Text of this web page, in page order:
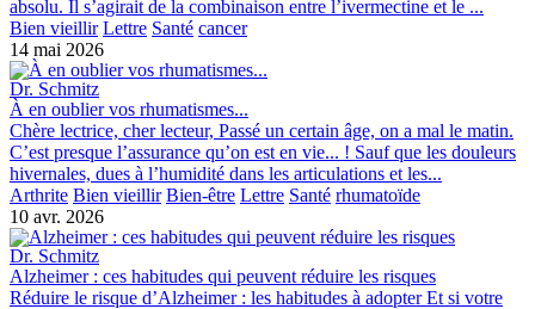
absolu. Il s’agirait de la combinaison entre l’ivermectine et le ...
Bien vieillir Lettre Santé cancer
14 mai 2026
Dr. Schmitz
À en oublier vos rhumatismes...
Chère lectrice, cher lecteur, Passé un certain âge, on a mal le matin.
C’est presque l’assurance qu’on est en vie... ! Sauf que les douleurs
hivernales, dues à l’humidité dans les articulations et les...
Arthrite Bien vieillir Bien-être Lettre Santé rhumatoïde
10 avr. 2026
Dr. Schmitz
Alzheimer : ces habitudes qui peuvent réduire les risques
Réduire le risque d’Alzheimer : les habitudes à adopter Et si votre